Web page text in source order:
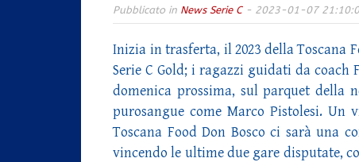
Pubblicato in News Serie C- 2023-01-07
Inizia in trasferta, il 2023 della Toscana
Serie C Gold; i ragazzi guidati da
domenica prossima, sul parquet della
purosangue come Marco Pistolesi.
Toscana Food Don Bosco ci sarà una
vincendo le ultime due gare disputate,